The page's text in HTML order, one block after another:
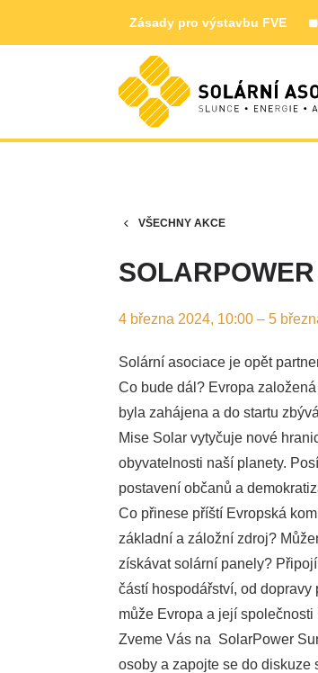
Zásady pro výstavbu FVE
VŠECHNY AKCE
4 března 2024, 10:00 – 5
Solární asociace je opět
Co bude dál? Evropa
byla zahájena a do startu
Mise Solar vytyčuje nové
obyvatelnosti naší planety.
postavení občanů a
Co přinese příští Evropská
základní a záložní zdroj?
získávat solární panely?
částí hospodářství, od
může Evropa a její
Zveme Vás na SolarPower
osoby a zapojte se do diskuze